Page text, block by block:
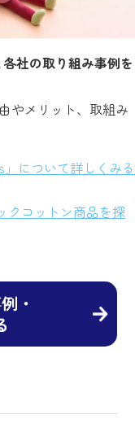
社の取り組み事例を
やメリット、取組み
」について詳しくみる
クコットン商品を探
・